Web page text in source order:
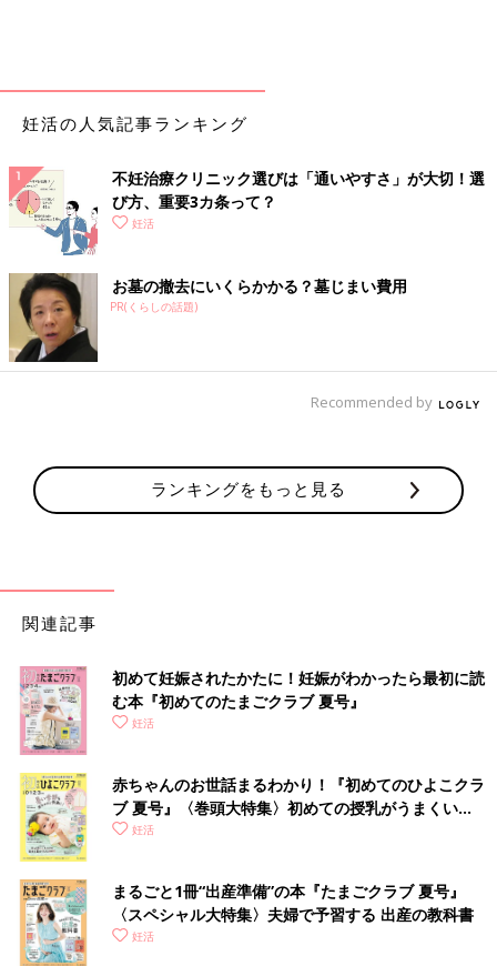
妊活の人気記事ランキング
不妊治療クリニック選びは「通いやすさ」が大切！選
び方、重要3カ条って？
妊活
お墓の撤去にいくらかかる？墓じまい費用
PR(くらしの話題)
Recommended by
ランキングをもっと見る
関連記事
初めて妊娠されたかたに！妊娠がわかったら最初に読
む本『初めてのたまごクラブ 夏号』
妊活
赤ちゃんのお世話まるわかり！『初めてのひよこクラ
ブ 夏号』〈巻頭大特集〉初めての授乳がうまくい
く！ おっぱい・ミルクの基本と夏のトラブル 解決テ
妊活
まるごと1冊“出産準備”の本『たまごクラブ 夏号』
〈スペシャル大特集〉夫婦で予習する 出産の教科書
妊活